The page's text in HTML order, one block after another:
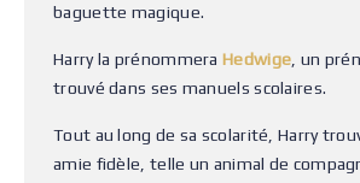
baguette magique.
Harry la prénommera Hedwige , un
trouvé dans ses manuels scolaires.
Tout au long de sa scolarité, Harry
amie fidèle, telle un animal de